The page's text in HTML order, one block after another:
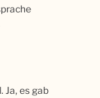
Ja, es gab